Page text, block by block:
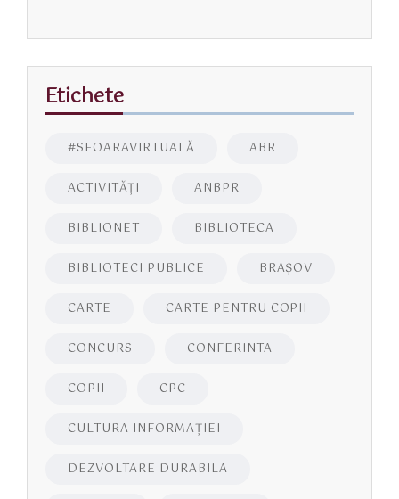
Etichete
#SFOARAVIRTUALĂ ABR
ACTIVITĂŢI ANBPR
BIBLIONET BIBLIOTECA
BIBLIOTECI PUBLICE BRAŞOV
CARTE CARTE PENTRU COPII
CONCURS CONFERINTA
COPII CPC
CULTURA INFORMAŢIEI
DEZVOLTARE DURABILA